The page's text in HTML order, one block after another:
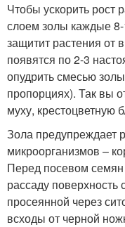
Чтобы ускорить рост
слоем золы каждые
защитит растения от
появятся по 2-3
опудрить смесью
пропорциях). Так вы
муху, крестоцветную
Зола предупреждает
микроорганизмов –
Перед посевом
рассаду поверхность
просеянной через
всходы от черной